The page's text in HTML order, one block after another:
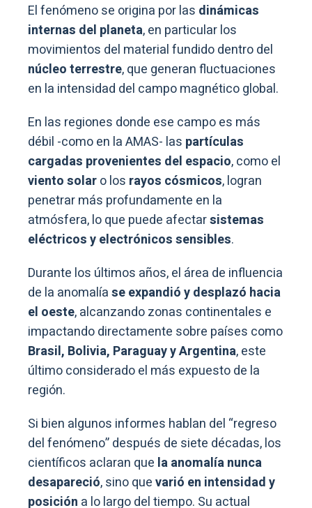
El fenómeno se origina por las dinámicas
internas del planeta, en particular los
movimientos del material fundido dentro del
núcleo terrestre, que generan fluctuaciones
en la intensidad del campo magnético global.
En las regiones donde ese campo es más
débil -como en la AMAS- las partículas
cargadas provenientes del espacio, como el
viento solaro los rayos cósmicos, logran
penetrar más profundamente en la
atmósfera, lo que puede afectarsistemas
eléctricos y electrónicos sensibles.
Durante los últimos años, el área de influencia
de la anomalíase expandió y desplazó hacia
el oeste, alcanzando zonas continentales e
impactando directamente sobre países como
Brasil, Bolivia, Paraguay y Argentina, este
último considerado el más expuesto de la
región.
Si bien algunos informes hablan del “regreso
del fenómeno” después de siete décadas, los
científicos aclaran que la anomalía nunca
desapareció, sino quevarió en intensidad y
posición a lo largo del tiempo. Su actual